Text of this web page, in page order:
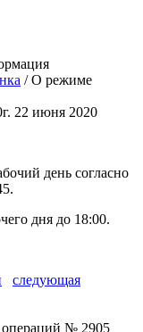
/О режиме
22 июня 2020
день согласно
дня до 18:00.
следующая
операций № 2905